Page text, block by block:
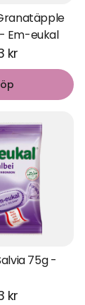
Em-eukal
kr
75g -
kr